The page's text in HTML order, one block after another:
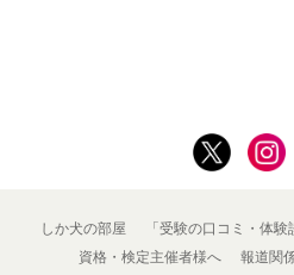
しか犬の部屋 「受験の口コミ・体
資格・検定主催者様へ
報道関